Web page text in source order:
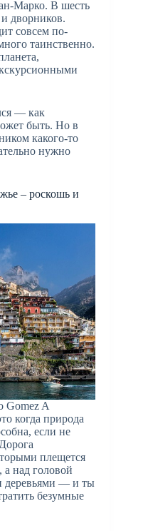
Марко. В шесть
дворников.
совсем по-
таинственно.
— как
быть. Но в
какого-то
нужно
– роскошь и
Gomez A
когда природа
если не
плещется
а над головой
деревьями — и ты
безумные